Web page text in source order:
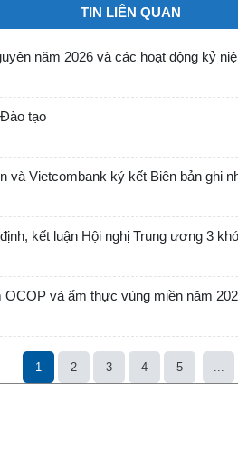
TIN LIÊN QUAN
năm 2026 và các hoạt động kỷ
tạo
và Vietcombank ký kết Biên bản ghi
kết luận Hội nghị Trung ương 3
và ẩm thực vùng miền năm
1 2 3 4 5 ...